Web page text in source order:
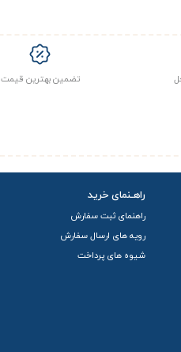
تضمین بهترین قیمت
راهـنمای خرید
راهنمای ثبت سفارش
رویه های ارسال سفارش
شیوه های پرداخت